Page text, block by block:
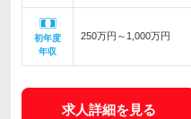
初年度
年収
250万円～1,000万円
求人詳細を見る